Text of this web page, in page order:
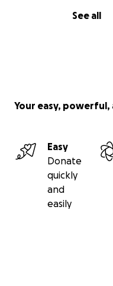
See all
Your easy,
Easy
Donate
quickly
and
easily